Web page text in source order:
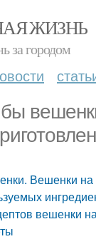
ЖИЗНЬ
за городом
Вешенки
вешенки